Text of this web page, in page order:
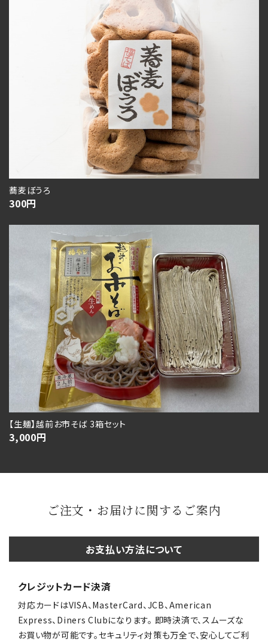
蕎麦ぼうろ
300円
【生麺】越前お市そば 3箱セット
3,000円
ご注文・お届けに関するご案内
お支払い方法について
クレジットカード決済
対応カードはVISA、MasterCard、JCB、American
Express、Diners Clubになります。 即時決済で、スムーズな
お買い物が可能です。セキュリティ対策も万全で、安心してご利